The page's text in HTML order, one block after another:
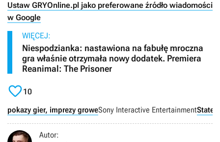
Ustaw GRYOnline.pl jako preferowane źródło wiadomości
w Google
WIĘCEJ:
Niespodzianka: nastawiona na fabułę mroczna
gra właśnie otrzymała nowy dodatek. Premiera
Reanimal: The Prisoner
10
pokazy gier, imprezy groweSony Interactive EntertainmentState
Autor: